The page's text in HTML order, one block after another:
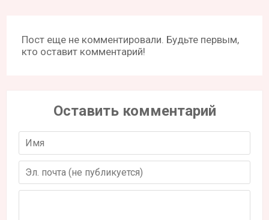
Пост еще не комментировали. Будьте первым,
кто оставит комментарий!
Оставить комментарий